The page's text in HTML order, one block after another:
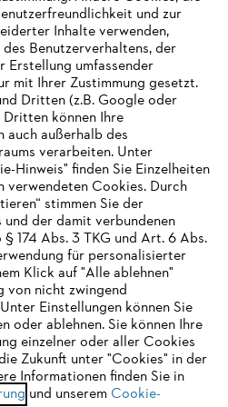
Impressum Cookies
NICHT
wir noch nicht unterstützen. Für
Seite empfehlen wir Ihnen, zu
zu wechseln:
und zur
Inhalte verwenden,
Benutzerverhaltens, der
Erstellung umfassender
mit Ihrer Zustimmung gesetzt.
Dritten (z.B. Google oder
Dritten können Ihre
auch außerhalb des
verarbeiten. Unter
Hinweis" finden Sie Einzelheiten
verwendeten Cookies. Durch
stimmen Sie der
der damit verbundenen
174 Abs. 3 TKG und Art. 6 Abs.
für personalisierter
Klick auf "Alle ablehnen"
von nicht zwingend
Einstellungen können Sie
oder ablehnen. Sie können Ihre
einzelner oder aller Cookies
Zukunft unter "Cookies" in der
Informationen finden Sie in
und unserem Cookie-